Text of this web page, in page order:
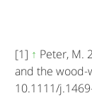
[1] ↑ Peter, M.
and the
10.1111/